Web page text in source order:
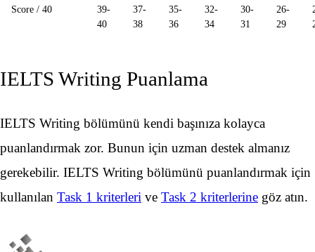
Score / 40
39-
40
37-
38
35-
36
32-
34
30-
31
26-
29
IELTS Writing Puanlama
IELTS Writing bölümünü kendi başınıza kolayca
puanlandırmak zor. Bunun için uzman destek almanız
gerekebilir. IELTS Writing bölümünü puanlandırmak için
kullanılan Task 1 kriterleri ve Task 2 kriterlerine göz atın.